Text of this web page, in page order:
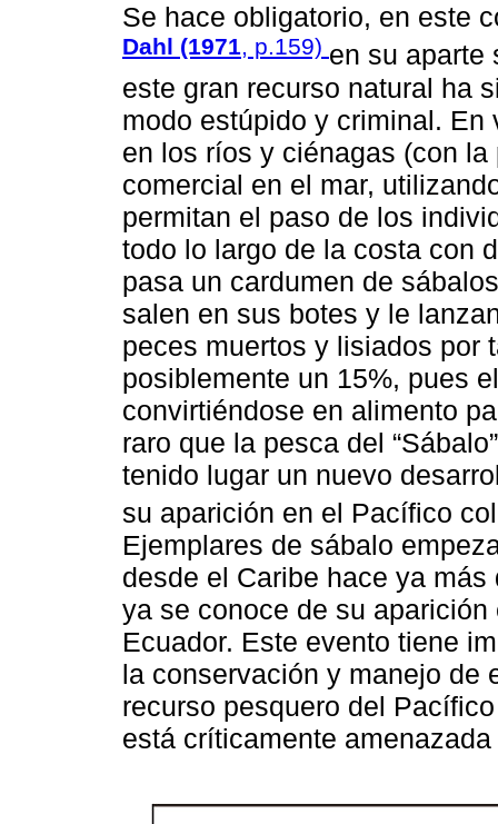
Se hace obligatorio, en este
Dahl (1971, p.159) en su aparte
este gran recurso natural ha
modo estúpido y criminal.
en los ríos y ciénagas (con
comercial en el mar,
permitan el paso de los
todo lo largo de la costa con
pasa un cardumen de
salen en sus botes y le
peces muertos y lisiados por
posiblemente un 15%, pues
convirtiéndose en alimento
raro que la pesca del
tenido lugar un nuevo
su aparición en el Pacífico
Ejemplares de sábalo
desde el Caribe hace ya
ya se conoce de su
Ecuador. Este evento tiene
la conservación y manejo de
recurso pesquero del
está críticamente